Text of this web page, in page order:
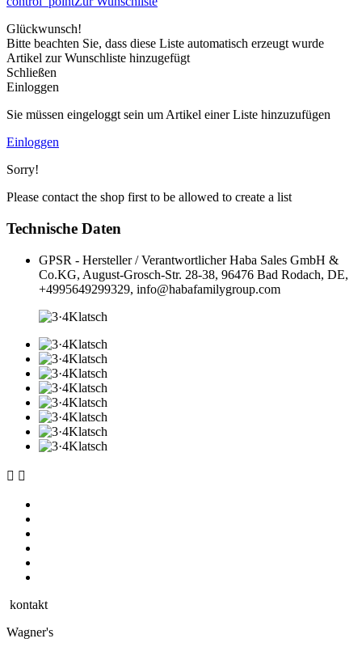
Glückwunsch!
Bitte beachten Sie, dass diese Liste automatisch erzeugt wurde
Artikel zur Wunschliste hinzugefügt
Schließen
Einloggen
Sie müssen eingeloggt sein um Artikel einer Liste hinzuzufügen
Einloggen
Sorry!
Please contact the shop first to be allowed to create a list
Technische Daten
GPSR - Hersteller / Verantwortlicher Haba Sales GmbH &
Co.KG, August-Grosch-Str. 28-38, 96476 Bad Rodach, DE,
+4995649299329, info@habafamilygroup.com
 
kontakt
Wagner's